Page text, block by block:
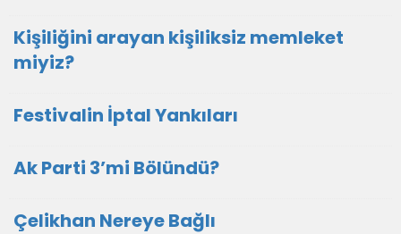
Kişiliğini arayan kişiliksiz memleket
miyiz?
Festivalin İptal Yankıları
Ak Parti 3’mi Bölündü?
Çelikhan Nereye Bağlı